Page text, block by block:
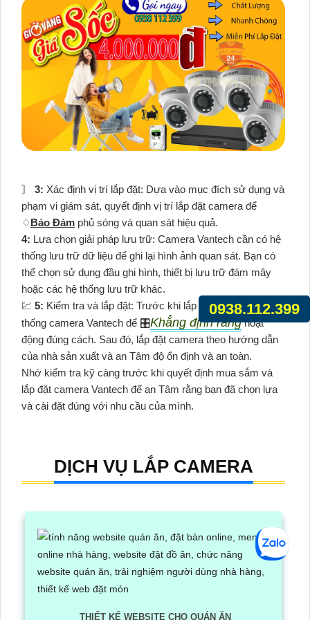
〙 3: Xác định vị trí lắp đặt: Dựa vào mục đích sử dụng và
phạm vi giám sát, quyết định vị trí lắp đặt camera để
♢Bảo Đảm phủ sóng và quan sát hiệu quả.
4: Lựa chọn giải pháp lưu trữ: Camera Vantech cần có hệ
thống lưu trữ dữ liệu để ghi lại hình ảnh quan sát. Bạn có
thể chọn sử dụng đầu ghi hình, thiết bị lưu trữ đám mây
hoặc các hệ thống lưu trữ khác.
💹 5: Kiểm tra và lắp đặt: Trước khi lắp đặt, kiểm tra kỹ hệ
thống camera Vantech để 🎛Khẳng định rằnghoạt
động đúng cách. Sau đó, lắp đặt camera theo hướng dẫn
của nhà sản xuất và an Tâm độ ổn định và an toàn.
Nhớ kiểm tra kỹ càng trước khi quyết định mua sắm và
lắp đặt camera Vantech để an Tâm rằng bạn đã chọn lựa
và cài đặt đúng với nhu cầu của mình.
DỊCH VỤ LẮP CAMERA
THIẾT KẾ WEBSITE CHO QUÁN ĂN
0938.112.399